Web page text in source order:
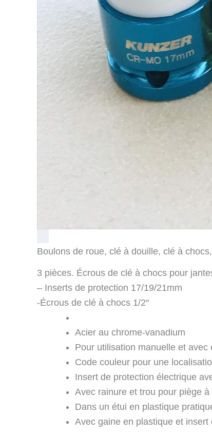
Boulons de roue, clé à douille, clé à
3 pièces. Écrous de clé à chocs pour
– Inserts de protection 17/19/21mm
-Écrous de clé à chocs 1/2″
Acier au chrome-vanadium
Pour utilisation manuelle et avec
Code couleur pour une
Insert de protection électrique
Avec rainure et trou pour piège à
Dans un étui en plastique
Avec gaine en plastique et